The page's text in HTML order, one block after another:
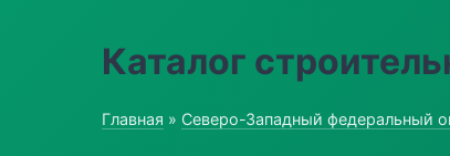
Каталог
Главная » Северо-Западный федеральный